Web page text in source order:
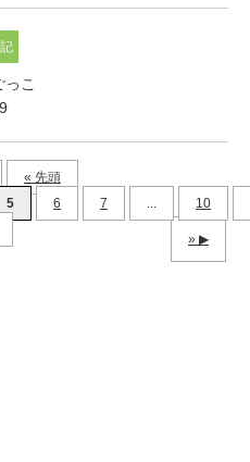
こ
« 先頭
5 6 7 10
»